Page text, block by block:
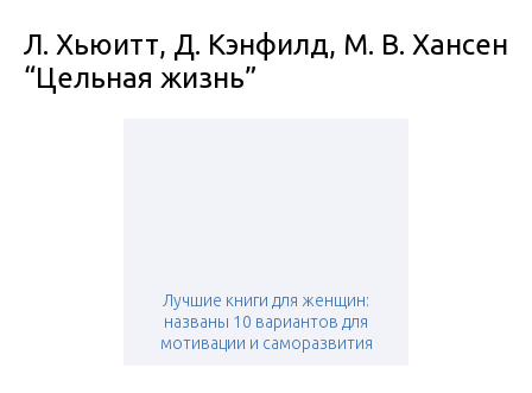
Л. Хьюитт, Д. Кэнфилд, М. В. Хансен
“Цельная жизнь”
Лучшие книги для женщин:
названы 10 вариантов для
мотивации и саморазвития